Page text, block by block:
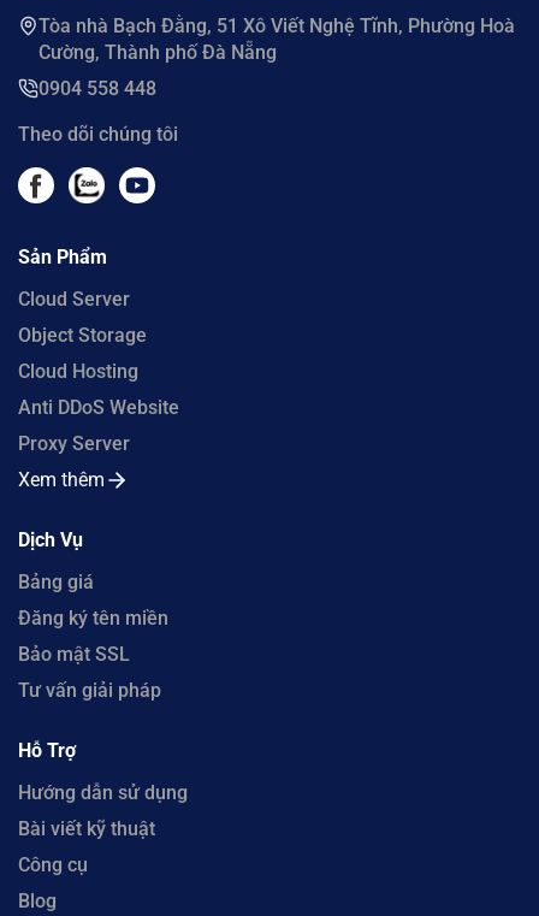
Tòa nhà Bạch Đằng, 51 Xô Viết Nghệ Tĩnh, Phường Hoà
Cường, Thành phố Đà Nẵng
0904 558 448
Theo dõi chúng tôi
Sản Phẩm
Cloud Server
Object Storage
Cloud Hosting
Anti DDoS Website
Proxy Server
Xem thêm
Dịch Vụ
Bảng giá
Đăng ký tên miền
Bảo mật SSL
Tư vấn giải pháp
Hỗ Trợ
Hướng dẫn sử dụng
Bài viết kỹ thuật
Công cụ
Blog